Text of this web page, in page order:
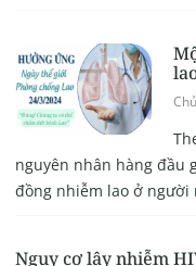
nguyên nhân hàng đầu
đồng nhiễm lao ở người
Nguy cơ lây nhiễm